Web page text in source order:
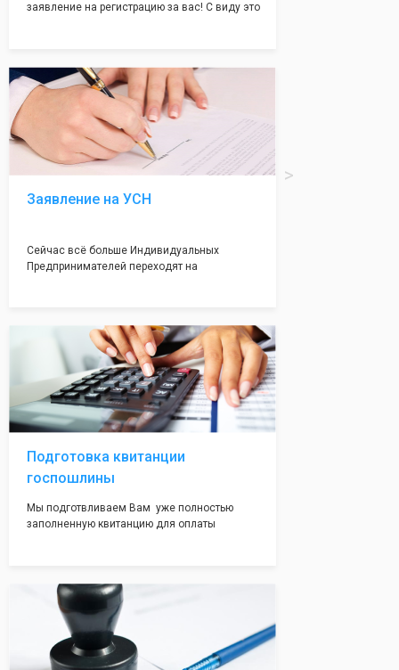
заявление на регистрацию за вас! С виду это
чтобы не случилось казуса, мы возьмем все
сложности на себя и наши юристы с
многолетним опытом работы оформят всё
без ошибок и дадут гарантию на 100%
регистрацию!
Заявление на УСН
Сейчас всё больше Индивидуальных
Предпринимателей переходят на
пониженной налоговой ставкой.
Подготовка квитанции
госпошлины
Мы подготвливаем Вам уже полностью
заполненную квитанцию для оплаты
инспекции при подаче документов на
регистрацию.